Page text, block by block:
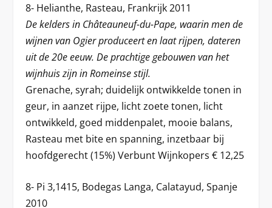
8- Helianthe, Rasteau, Frankrijk 2011
De kelders in Châteauneuf-du-Pape, waarin men de
wijnen van Ogier produceert en laat rijpen, dateren
uit de 20e eeuw. De prachtige gebouwen van het
wijnhuis zijn in Romeinse stijl.
Grenache, syrah; duidelijk ontwikkelde tonen in
geur, in aanzet rijpe, licht zoete tonen, licht
ontwikkeld, goed middenpalet, mooie balans,
Rasteau met bite en spanning, inzetbaar bij
hoofdgerecht (15%) Verbunt Wijnkopers € 12,25
8- Pi 3,1415, Bodegas Langa, Calatayud, Spanje
2010